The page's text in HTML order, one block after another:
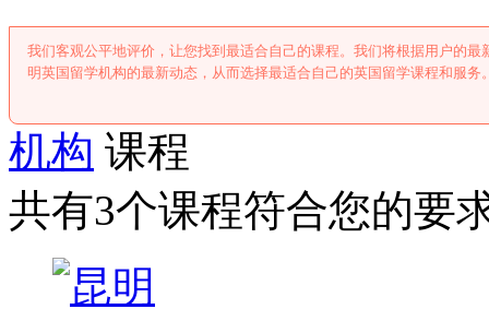
我们客观公平地评价，让您找到最适合自己的课程。我们将根据用户的
明英国留学机构的最新动态，从而选择最适合自己的英国留学课程和服务
机构 课程
共有3个课程符合您的要